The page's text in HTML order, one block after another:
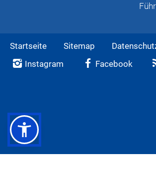
Startseite Sitemap
Instagram
Facebook